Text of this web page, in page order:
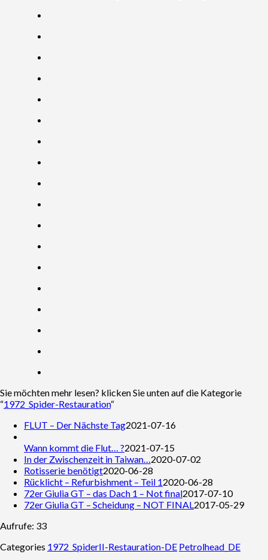
Sie möchten mehr lesen? klicken Sie unten auf die Kategorie
“1972_Spider-Restauration“
FLUT – Der Nächste Tag2021-07-16
Wann kommt die Flut… ?2021-07-15
In der Zwischenzeit in Taiwan… 2020-07-02
Rotisserie benötigt2020-06-28
Rücklicht – Refurbishment – Teil 12020-06-28
72er Giulia GT – das Dach 1 – Not final2017-07-10
72er Giulia GT – Scheidung – NOT FINAL 2017-05-29
Aufrufe: 33
Categories 1972_SpiderII-Restauration-DE Petrolhead_DE